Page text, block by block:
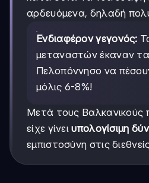
αρδευόμενα, δηλαδή
Ενδιαφέρον γεγονός:
μεταναστών έκαναν τα
Πελοπόννησο να
μόλις 6-8%!
Μετά τους Βαλκανικούς
είχε γίνειυπολογίσιμη
εμπιστοσύνη στις